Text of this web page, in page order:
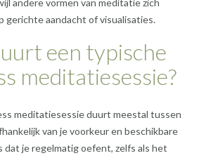
andere vormen van meditatie zich
gerichte aandacht of visualisaties.
een typische
meditatiesessie?
meditatiesessie duurt meestal tussen
van je voorkeur en beschikbare
dat je regelmatig oefent, zelfs als het